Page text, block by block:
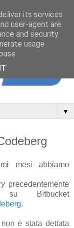
▼
mesi abbiamo
precedentemente
su Bitbucket
.
è stata dettata
its services
user-agent are
and security
usage